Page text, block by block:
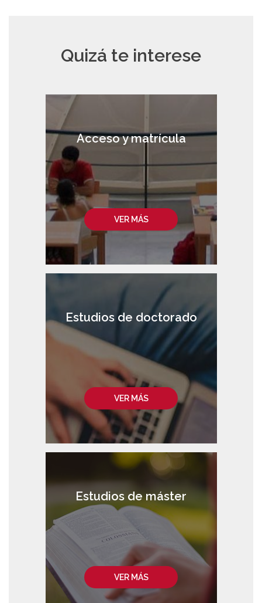
Quizá te interese
VER MÁS
Acceso y matrícula
VER MÁS
Estudios de doctorado
VER MÁS
Estudios de máster